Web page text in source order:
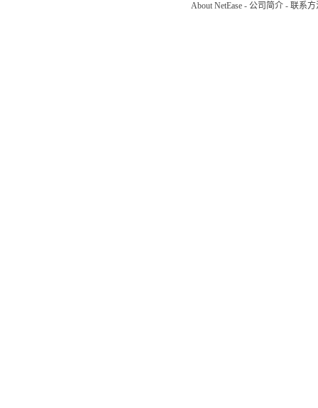
About NetEase - 公司简介 - 联系方